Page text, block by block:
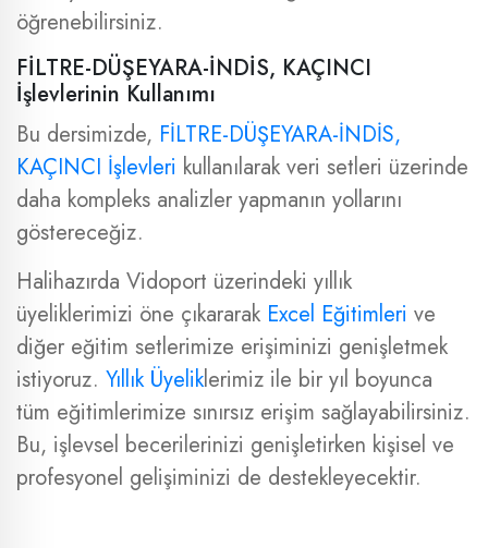
öğrenebilirsiniz.
FİLTRE-DÜŞEYARA-İNDİS, KAÇINCI
İşlevlerinin Kullanımı
Bu dersimizde, FİLTRE-DÜŞEYARA-İNDİS,
KAÇINCI İşlevleri kullanılarak veri setleri üzerinde
daha kompleks analizler yapmanın yollarını
göstereceğiz.
Halihazırda Vidoport üzerindeki yıllık
üyeliklerimizi öne çıkararak Excel Eğitimleri ve
diğer eğitim setlerimize erişiminizi genişletmek
istiyoruz. Yıllık Üyeliklerimiz ile bir yıl boyunca
tüm eğitimlerimize sınırsız erişim sağlayabilirsiniz.
Bu, işlevsel becerilerinizi genişletirken kişisel ve
profesyonel gelişiminizi de destekleyecektir.